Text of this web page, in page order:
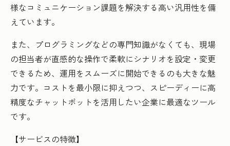
様なコミュニケーション課題を解決する高い汎用性を備
えています。
また、プログラミングなどの専門知識がなくても、現場
の担当者が直感的な操作で柔軟にシナリオを設定・変更
できるため、運用をスムーズに開始できるのも大きな魅
力です。コストを最小限に抑えつつ、スピーディーに高
精度なチャットボットを活用したい企業に最適なツール
です。
【サービスの特徴】